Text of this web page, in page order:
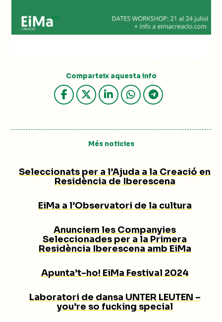
Comparteix aquesta info
Més noticies
Seleccionats per a l’Ajuda a la Creació en
Residència de Iberescena
EiMa a l’Observatori de la cultura
Anunciem les Companyies
Seleccionades per a la Primera
Residència Iberescena amb EiMa
Apunta’t-ho! EiMa Festival 2024
Laboratori de dansa UNTER LEUTEN –
you’re so fucking special